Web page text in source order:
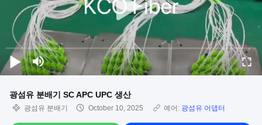
광섬유 분배기 SC APC UPC 생산
광섬유 분배기 October 10, 2025 예어: 광섬유 어댑터